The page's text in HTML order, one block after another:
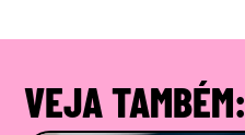
VEJA TAMBÉM: